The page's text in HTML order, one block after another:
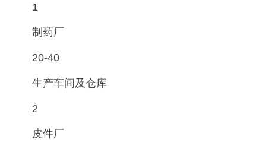
1
制药厂
20-40
生产车间及仓库
2
皮件厂